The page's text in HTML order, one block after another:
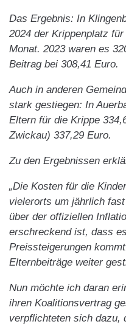
Das Ergebnis: In
2024 der Krippenplatz für
Monat. 2023 waren es
Beitrag bei 308,41 Euro.
Auch in anderen
stark gestiegen: In
Eltern für die Krippe
Zwickau) 337,29 Euro.
Zu den Ergebnissen
„Die Kosten für die
vielerorts um jährlich
über der offiziellen
erschreckend ist, dass
Preissteigerungen
Elternbeiträge weiter
Nun möchte ich daran
ihren Koalitionsvertrag
verpflichteten sich dazu,